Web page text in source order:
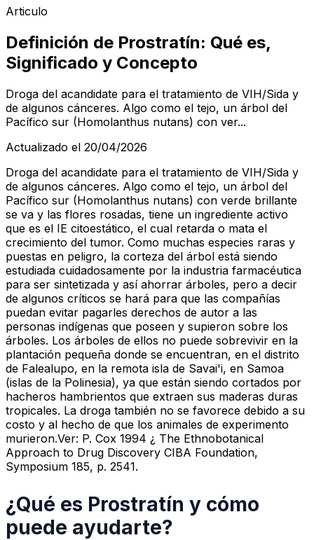
Articulo
Definición de Prostratín: Qué es,
Significado y Concepto
Droga del acandidate para el tratamiento de VIH/Sida y
de algunos cánceres. Algo como el tejo, un árbol del
Pacífico sur (Homolanthus nutans) con ver...
Actualizado el 20/04/2026
Droga del acandidate para el tratamiento de VIH/Sida y
de algunos cánceres. Algo como el tejo, un árbol del
Pacífico sur (Homolanthus nutans) con verde brillante
se va y las flores rosadas, tiene un ingrediente activo
que es el IE citoestático, el cual retarda o mata el
crecimiento del tumor. Como muchas especies raras y
puestas en peligro, la corteza del árbol está siendo
estudiada cuidadosamente por la industria farmacéutica
para ser sintetizada y así ahorrar árboles, pero a decir
de algunos críticos se hará para que las compañías
puedan evitar pagarles derechos de autor a las
personas indígenas que poseen y supieron sobre los
árboles. Los árboles de ellos no puede sobrevivir en la
plantación pequeña donde se encuentran, en el distrito
de Falealupo, en la remota isla de Savai'i, en Samoa
(islas de la Polinesia), ya que están siendo cortados por
hacheros hambrientos que extraen sus maderas duras
tropicales. La droga también no se favorece debido a su
costo y al hecho de que los animales de experimento
murieron.Ver: P. Cox 1994 ¿ The Ethnobotanical
Approach to Drug Discovery CIBA Foundation,
Symposium 185, p. 2541.
¿Qué es Prostratín y cómo
puede ayudarte?